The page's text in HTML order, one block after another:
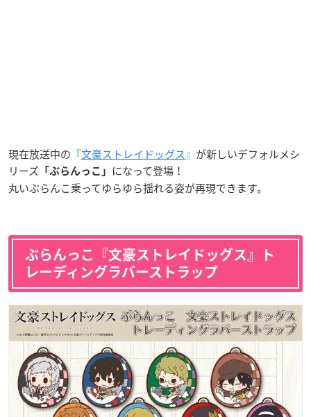
現在放送中の 『文豪ストレイドッグス』 が新しいデフォルメシ
リーズ 「ぶらんっこ」
になって登場！
丸いぶらんこ乗ってゆらゆら揺れる姿が再現できます。
ぶらんっこ『文豪ストレイドッグス』ト
レーディングラバーストラップ